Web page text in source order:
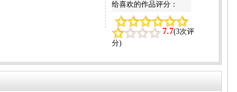
给喜欢的作品评分：
7.7(3次评
分)